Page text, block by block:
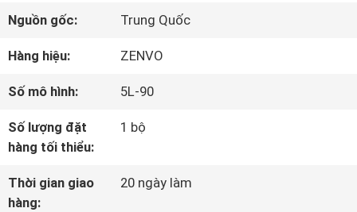
SẢN
PHẨM
VỀ
CHÚNG
TÔI
Nguồn gốc: Trung Quốc
Hàng hiệu: ZENVO
Số mô hình: 5L-90
Số lượng đặt
hàng tối thiểu:
1 bộ
Thời gian giao
hàng:
20 ngày làm